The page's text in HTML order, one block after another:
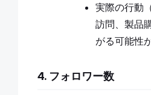
実際の行動
訪問、製品
がる可能性
4. フォロワー数